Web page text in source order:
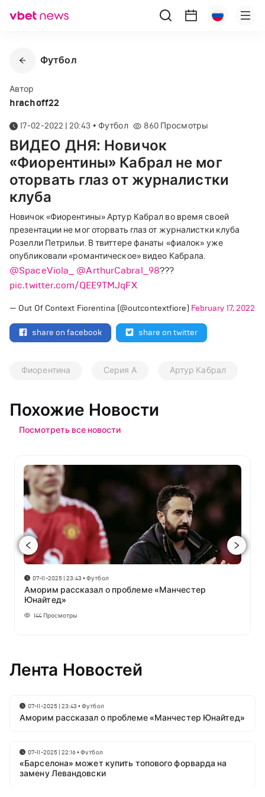
Футбол
Автор
hrachoff22
17-02-2022 | 20:43 • Футбол 860 Просмотры
ВИДЕО ДНЯ: Новичок
«Фиорентины» Кабрал не мог
оторвать глаз от журналистки
клуба
Новичок «Фиорентины» Артур Кабрал во время своей
презентации не мог оторвать глаз от журналистки клуба
Розелли Петрильи. В твиттере фанаты «фиалок» уже
опубликовали «романтическое» видео Кабрала.
@SpaceViola_ @ArthurCabral_98???
pic.twitter.com/QEE9TMJqFX
— Out Of Context Fiorentina (@outcontextfiore) February 17, 2022
share on facebook share on twitter
Фиорентина Серия А Артур Кабрал
Похожие Новости
Посмотреть все новости
07-11-2025 | 23:43 •Футбол
Аморим рассказал о проблеме «Манчестер
Юнайтед»
144 Просмотры
Лента Новостей
07-11-2025 | 23:43 •Футбол
Аморим рассказал о проблеме «Манчестер Юнайтед»
07-11-2025 | 22:16•Футбол
«Барселона» может купить топового форварда на
замену Левандовски